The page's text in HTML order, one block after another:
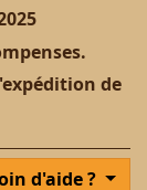
de
d'aide ?